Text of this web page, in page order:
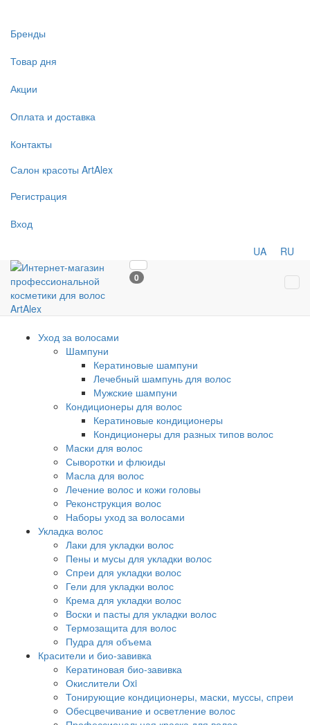
Бренды
Товар дня
Акции
Оплата и доставка
Контакты
Салон красоты ArtAlex
Регистрация
Вход
UA RU
0
Уход за волосами
Шампуни
Кератиновые шампуни
Лечебный шампунь для волос
Мужские шампуни
Кондиционеры для волос
Кератиновые кондиционеры
Кондиционеры для разных типов волос
Маски для волос
Сыворотки и флюиды
Масла для волос
Лечение волос и кожи головы
Реконструкция волос
Наборы уход за волосами
Укладка волос
Лаки для укладки волос
Пены и мусы для укладки волос
Спреи для укладки волос
Гели для укладки волос
Крема для укладки волос
Воски и пасты для укладки волос
Термозащита для волос
Пудра для объема
Красители и био-завивка
Кератиновая био-завивка
Окислители Oxi
Тонирующие кондиционеры, маски, муссы, спреи
Обесцвечивание и осветление волос